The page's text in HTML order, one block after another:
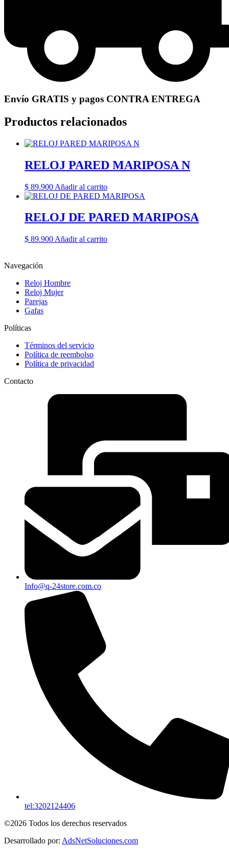
Envío GRATIS y pagos CONTRA ENTREGA
Productos relacionados
RELOJ PARED MARIPOSA N
$ 89.900 Añadir al carrito
RELOJ DE PARED MARIPOSA
$ 89.900 Añadir al carrito
Navegación
Reloj Hombre
Reloj Mujer
Parejas
Gafas
Políticas
Términos del servicio
Política de reembolso
Política de privacidad
Contacto
Info@q-24store.com.co
tel:3202124406
©2026 Todos los derechos reservados
Desarrollado por: AdsNetSoluciones.com